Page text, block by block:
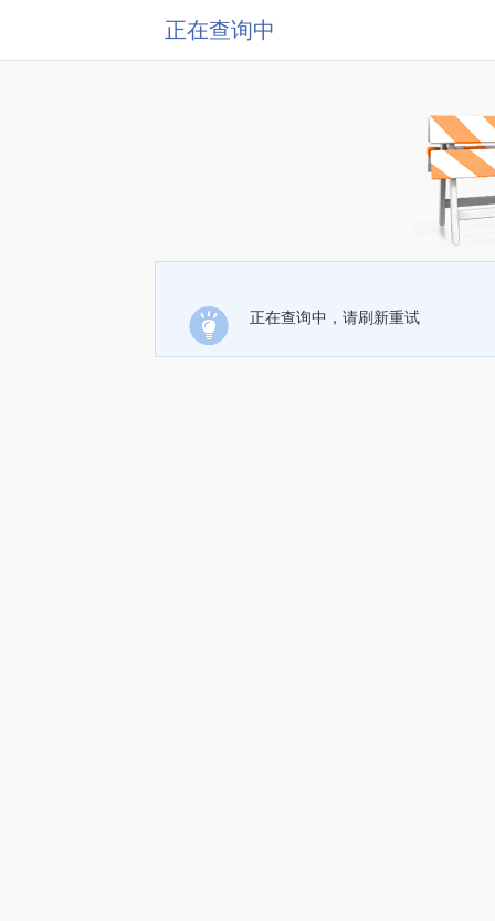
正在查询中
正在查询中，请刷新重试